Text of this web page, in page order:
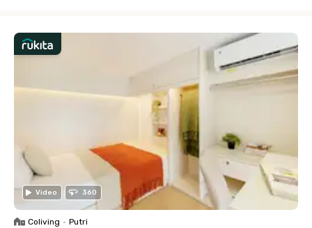
Video 360
Coliving • Putri